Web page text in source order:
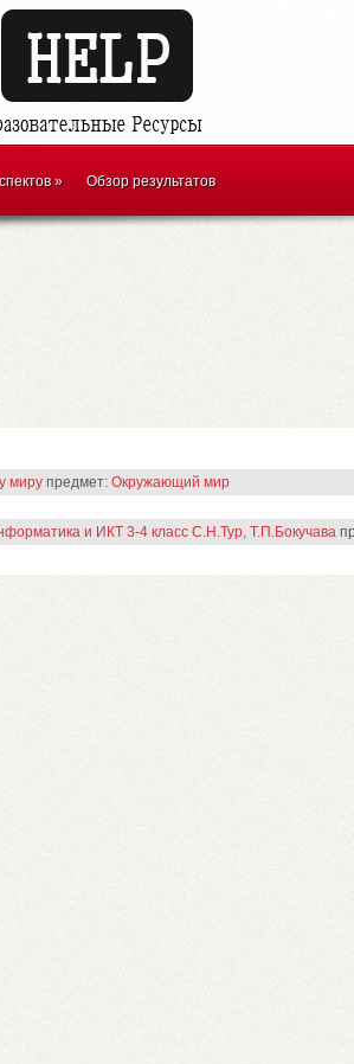
» Обзор результатов
миру предмет: Окружающий мир
и ИКТ 3-4 класс С.Н.Тур, Т.П.Бокучава